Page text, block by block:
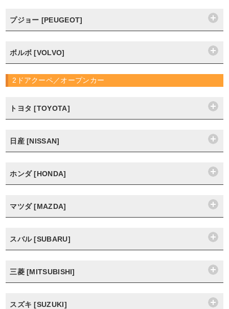
プジョー [PEUGEOT]
ボルボ [VOLVO]
2ドアクーペ／オープンカー
トヨタ [TOYOTA]
日産 [NISSAN]
ホンダ [HONDA]
マツダ [MAZDA]
スバル [SUBARU]
三菱 [MITSUBISHI]
スズキ [SUZUKI]